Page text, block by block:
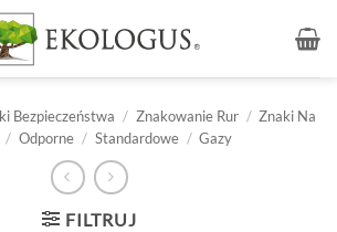
Bezpieczeństwa / Znakowanie Rur / Znaki Na
/ Odporne / Standardowe / Gazy
FILTRUJ